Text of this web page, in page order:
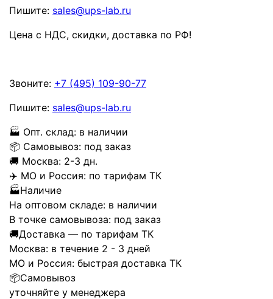
Пишите: sales@ups-lab.ru
Цена с НДС, скидки, доставка по РФ!
Звоните: +7 (495) 109-90-77
Пишите: sales@ups-lab.ru
🏭 Опт. склад: в наличии
📦 Самовывоз: под заказ
🚚 Москва: 2-3 дн.
✈️ МО и Россия: по тарифам ТК
🏭Наличие
На оптовом складе: в наличии
В точке самовывоза: под заказ
🚚Доставка — по тарифам ТК
Москва: в течение 2 - 3 дней
МО и Россия: быстрая доставка ТК
📦Самовывоз
уточняйте у менеджера